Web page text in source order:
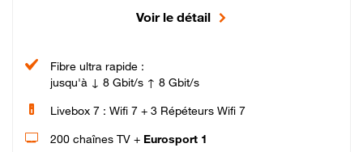
Voir le détail
Fibre ultra rapide :
jusqu'à ↓ 8 Gbit/s ↑ 8 Gbit/s
Livebox 7 : Wifi 7 + 3 Répéteurs Wifi 7
200 chaînes TV + Eurosport 1